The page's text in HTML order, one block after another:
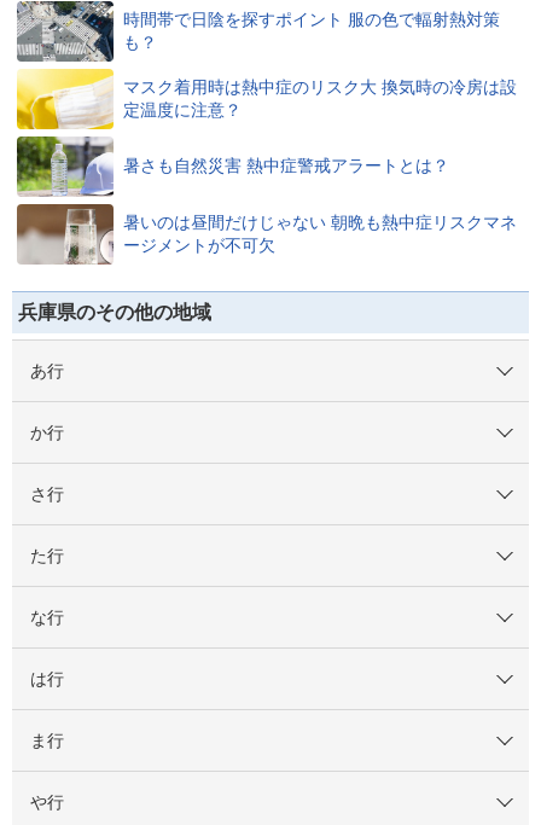
時間帯で日陰を探すポイント 服の色で輻射熱対策
も？
マスク着用時は熱中症のリスク大 換気時の冷房は設
定温度に注意？
暑さも自然災害 熱中症警戒アラートとは？
暑いのは昼間だけじゃない 朝晩も熱中症リスクマネ
ージメントが不可欠
兵庫県のその他の地域
あ行
か行
さ行
た行
な行
は行
ま行
や行